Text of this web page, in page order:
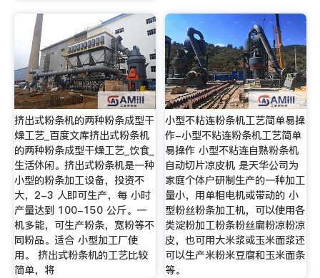
挤出式粉条机的两种粉条成型干
燥工艺_百度文库挤出式粉条机
的两种粉条成型干燥工艺_饮食_
生活休闲。挤出式粉条机是一种
小型的粉条加工设备，投资不
大，2-3 人即可生产，每 小时
产量达到 100-150 公斤。一
机多能，可生产粉条，宽粉等不
同粉品。适合 小型加工厂使
用。 挤出式粉条机的工艺比较
简单，将
小型不粘连粉条机工艺简单易操
作-小型不粘连粉条机工艺简单
易操作 小型不粘连自熟粉条机
自动切片凉皮机 是天华公司为
家庭个体户研制生产的一种加工
量小，用单相电机或带动的 小
型粉丝粉条加工机，可以使用各
类淀粉加工粉条粉丝扁粉凉粉凉
皮，也可用大米浆或玉米面浆还
可以生产米粉米豆腐和玉米面条
等。